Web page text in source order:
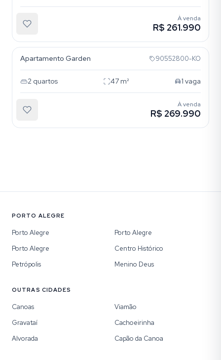
À venda
R$ 261.990
Apartamento Garden 90552800-KO
2 quartos 47 m² 1 vaga
À venda
R$ 269.990
PORTO ALEGRE
Porto Alegre
Porto Alegre
Porto Alegre
Centro Histórico
Petrópolis
Menino Deus
OUTRAS CIDADES
Canoas
Viamão
Gravataí
Cachoeirinha
Alvorada
Capão da Canoa